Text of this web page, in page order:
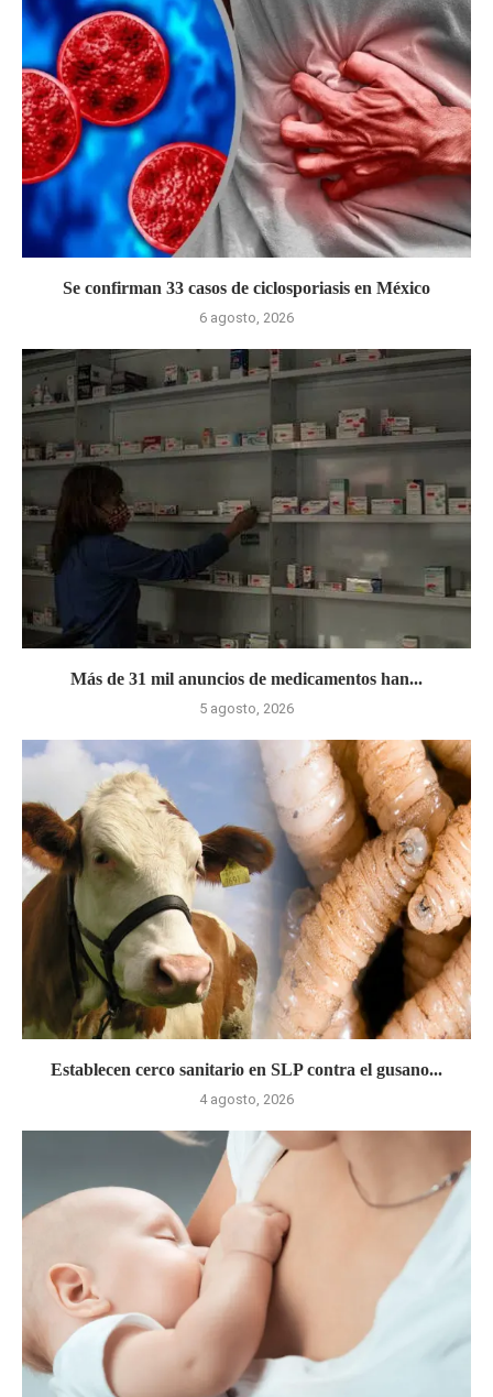
Se confirman 33 casos de ciclosporiasis en México
6 agosto, 2026
Más de 31 mil anuncios de medicamentos han...
5 agosto, 2026
Establecen cerco sanitario en SLP contra el gusano...
4 agosto, 2026